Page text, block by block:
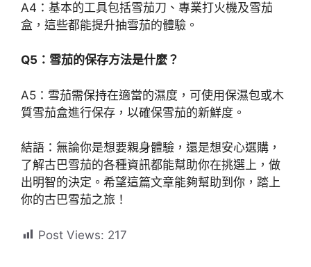
A4：基本的工具包括雪茄刀、專業打火機及雪茄
盒，這些都能提升抽雪茄的體驗。
Q5：雪茄的保存方法是什麼？
A5：雪茄需保持在適當的濕度，可使用保濕包或木
質雪茄盒進行保存，以確保雪茄的新鮮度。
結語：無論你是想要親身體驗，還是想安心選購，
了解古巴雪茄的各種資訊都能幫助你在挑選上，做
出明智的決定。希望這篇文章能夠幫助到你，踏上
你的古巴雪茄之旅！
Post Views: 217